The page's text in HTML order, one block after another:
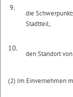
9.
die
Stadtteil;
10.
den Standort
(2) Im Einvernehmen